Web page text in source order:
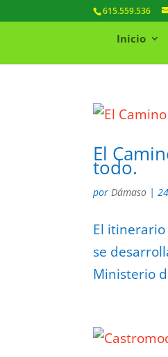
615.559.536
Inicio
El
todo.
porDámaso |
El itinerario
se
Ministerio